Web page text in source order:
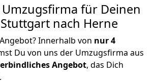
für Deinen
nach Herne
Innerhalb von nur 4
Du von uns der Umzugsfirma aus
Angebot, das Dich